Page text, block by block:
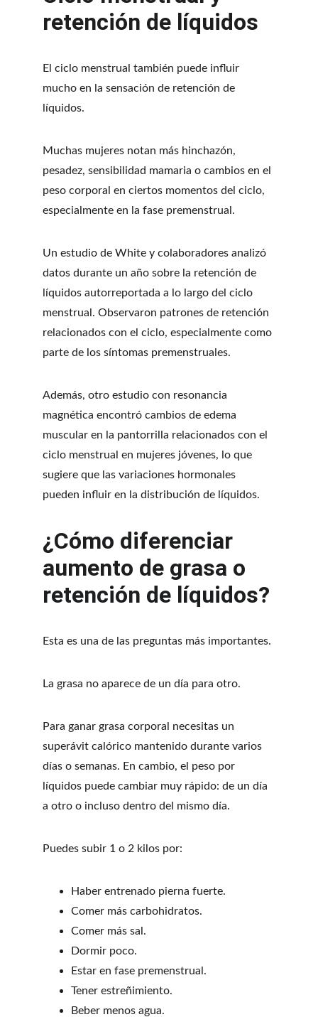
retención de líquidos
El ciclo menstrual también puede influir
mucho en la sensación de retención de
líquidos.
Muchas mujeres notan más hinchazón,
pesadez, sensibilidad mamaria o cambios en el
peso corporal en ciertos momentos del ciclo,
especialmente en la fase premenstrual.
Un estudio de White y colaboradores analizó
datos durante un año sobre la retención de
líquidos autorreportada a lo largo del ciclo
menstrual. Observaron patrones de retención
relacionados con el ciclo, especialmente como
parte de los síntomas premenstruales.
Además, otro estudio con resonancia
magnética encontró cambios de edema
muscular en la pantorrilla relacionados con el
ciclo menstrual en mujeres jóvenes, lo que
sugiere que las variaciones hormonales
pueden influir en la distribución de líquidos.
¿Cómo diferenciar
aumento de grasa o
retención de líquidos?
Esta es una de las preguntas más importantes.
La grasa no aparece de un día para otro.
Para ganar grasa corporal necesitas un
superávit calórico mantenido durante varios
días o semanas. En cambio, el peso por
líquidos puede cambiar muy rápido: de un día
a otro o incluso dentro del mismo día.
Puedes subir 1 o 2 kilos por:
Haber entrenado pierna fuerte.
Comer más carbohidratos.
Comer más sal.
Dormir poco.
Estar en fase premenstrual.
Tener estreñimiento.
Beber menos agua.